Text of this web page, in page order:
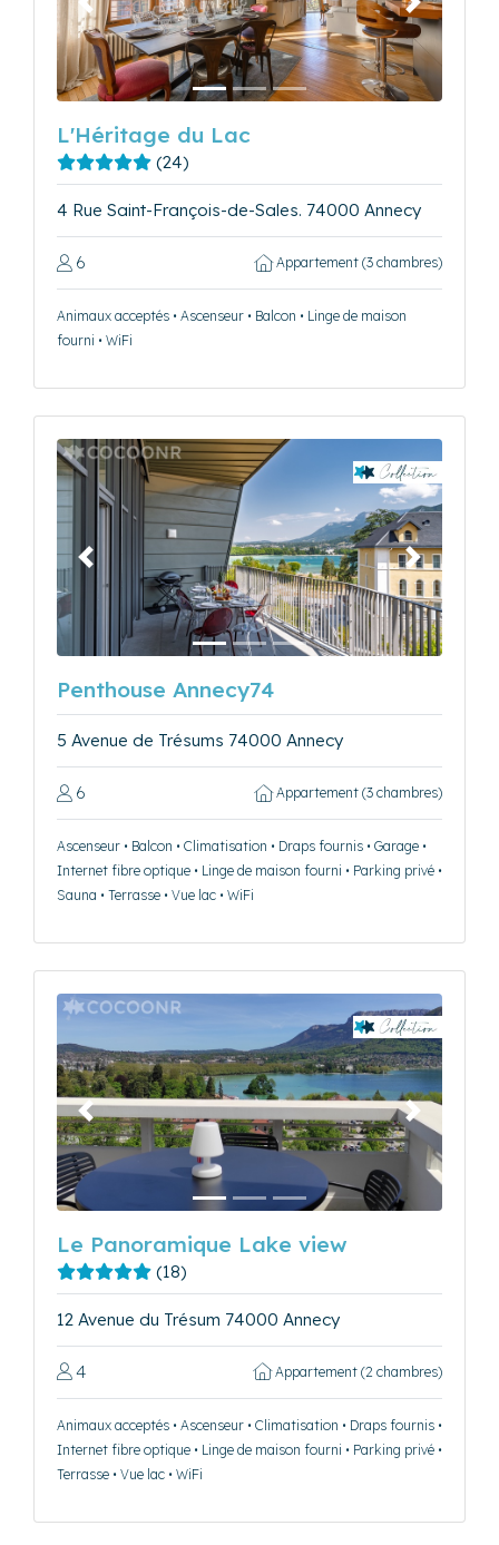
Précédent Suivant
L'Héritage du Lac
(24)
4 Rue Saint-François-de-Sales. 74000 Annecy
6 Appartement (3 chambres)
Animaux acceptés • Ascenseur • Balcon • Linge de maison
fourni • WiFi
Précédent Suivant
Penthouse Annecy74
5 Avenue de Trésums 74000 Annecy
6 Appartement (3 chambres)
Ascenseur • Balcon • Climatisation • Draps fournis • Garage •
Internet fibre optique • Linge de maison fourni • Parking privé •
Sauna • Terrasse • Vue lac • WiFi
Précédent Suivant
Le Panoramique Lake view
(18)
12 Avenue du Trésum 74000 Annecy
4 Appartement (2 chambres)
Animaux acceptés • Ascenseur • Climatisation • Draps fournis •
Internet fibre optique • Linge de maison fourni • Parking privé •
Terrasse • Vue lac • WiFi